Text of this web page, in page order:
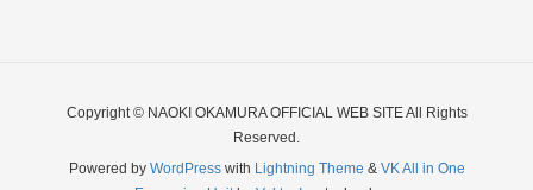
Copyright © NAOKI OKAMURA OFFICIAL WEB SITE All Rights
Reserved.
Powered by WordPresswith Lightning Theme & VK All in One